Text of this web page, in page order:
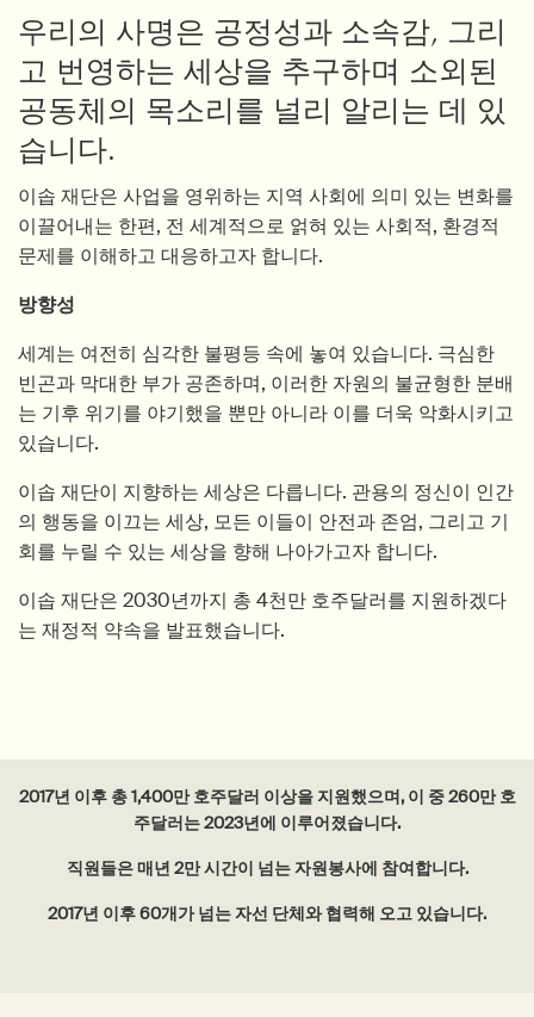
우리의 사명은 공정성과 소속감, 그리
고 번영하는 세상을 추구하며 소외된
공동체의 목소리를 널리 알리는 데 있
습니다.
이솝 재단은 사업을 영위하는 지역 사회에 의미 있는 변화를
이끌어내는 한편, 전 세계적으로 얽혀 있는 사회적, 환경적
문제를 이해하고 대응하고자 합니다.
방향성
세계는 여전히 심각한 불평등 속에 놓여 있습니다. 극심한
빈곤과 막대한 부가 공존하며, 이러한 자원의 불균형한 분배
는 기후 위기를 야기했을 뿐만 아니라 이를 더욱 악화시키고
있습니다.
이솝 재단이 지향하는 세상은 다릅니다. 관용의 정신이 인간
의 행동을 이끄는 세상, 모든 이들이 안전과 존엄, 그리고 기
회를 누릴 수 있는 세상을 향해 나아가고자 합니다.
이솝 재단은 2030년까지 총 4천만 호주달러를 지원하겠다
는 재정적 약속을 발표했습니다.
2017년 이후 총 1,400만 호주달러 이상을 지원했으며, 이 중 260만 호
주달러는 2023년에 이루어졌습니다.
직원들은 매년 2만 시간이 넘는 자원봉사에 참여합니다.
2017년 이후 60개가 넘는 자선 단체와 협력해 오고 있습니다.